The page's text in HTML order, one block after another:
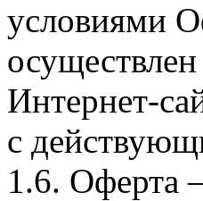
условиями
Интернет-
с
1.6. Оферта